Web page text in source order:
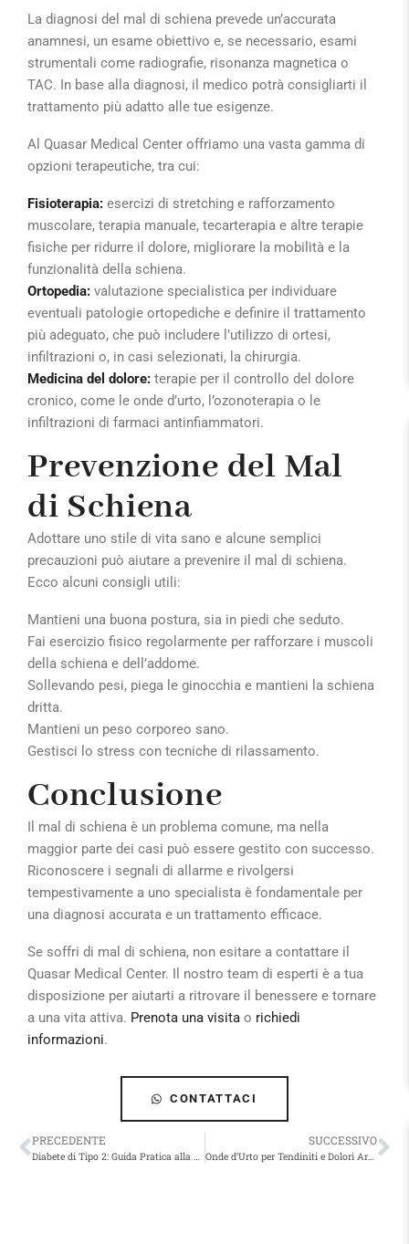
La diagnosi del mal di schiena prevede un’accurata
anamnesi, un esame obiettivo e, se necessario, esami
strumentali come radiografie, risonanza magnetica o
TAC. In base alla diagnosi, il medico potrà consigliarti il
trattamento più adatto alle tue esigenze.
Al Quasar Medical Center offriamo una vasta gamma di
opzioni terapeutiche, tra cui:
Fisioterapia: esercizi di stretching e rafforzamento
muscolare, terapia manuale, tecarterapia e altre terapie
fisiche per ridurre il dolore, migliorare la mobilità e la
funzionalità della schiena.
Ortopedia: valutazione specialistica per individuare
eventuali patologie ortopediche e definire il trattamento
più adeguato, che può includere l’utilizzo di ortesi,
infiltrazioni o, in casi selezionati, la chirurgia.
Medicina del dolore: terapie per il controllo del dolore
cronico, come le onde d’urto, l’ozonoterapia o le
infiltrazioni di farmaci antinfiammatori.
Prevenzione del Mal
di Schiena
Adottare uno stile di vita sano e alcune semplici
precauzioni può aiutare a prevenire il mal di schiena.
Ecco alcuni consigli utili:
Mantieni una buona postura, sia in piedi che seduto.
Fai esercizio fisico regolarmente per rafforzare i muscoli
della schiena e dell’addome.
Sollevando pesi, piega le ginocchia e mantieni la schiena
dritta.
Mantieni un peso corporeo sano.
Gestisci lo stress con tecniche di rilassamento.
Conclusione
Il mal di schiena è un problema comune, ma nella
maggior parte dei casi può essere gestito con successo.
Riconoscere i segnali di allarme e rivolgersi
tempestivamente a uno specialista è fondamentale per
una diagnosi accurata e un trattamento efficace.
Se soffri di mal di schiena, non esitare a contattare il
Quasar Medical Center. Il nostro team di esperti è a tua
disposizione per aiutarti a ritrovare il benessere e tornare
a una vita attiva. Prenota una visita o richiedi
informazioni.
CONTATTACI
PRECEDENTE
Diabete di Tipo 2: Guida Pratica alla Gestione con Dieta e Stile di Vita
SUCCESSIVO
Onde d’Urto per Tendiniti e Dolori Articolari: la Soluzione Innovativa a Corciano